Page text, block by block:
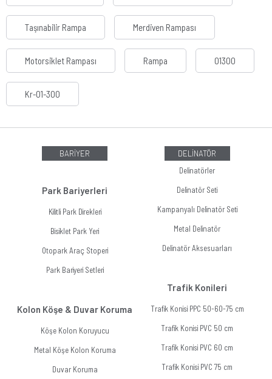
Taşınabilir Rampa Merdiven Rampası
Motorsiklet Rampası Rampa 01300
Kr-01-300
BARİYER
Park Bariyerleri
Kilitli Park Direkleri
Bisiklet Park Yeri
Otopark Araç Stoperi
Park Bariyeri Setleri
Kolon Köşe & Duvar Koruma
Köşe Kolon Koruyucu
Metal Köşe Kolon Koruma
Duvar Koruma
DELİNATÖR
Delinatörler
Delinatör Seti
Kampanyalı Delinatör Seti
Metal Delinatör
Delinatör Aksesuarları
Trafik Konileri
Trafik Konisi PPC 50-60-75 cm
Trafik Konisi PVC 50 cm
Trafik Konisi PVC 60 cm
Trafik Konisi PVC 75 cm